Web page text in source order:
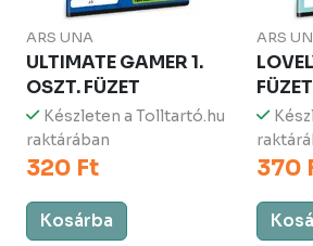
ARS UNA
ULTIMATE GAMER 1.
OSZT. FÜZET
Készleten a Tolltartó.hu
raktárában
320 Ft
Kosárba
ARS
FÜZET
370